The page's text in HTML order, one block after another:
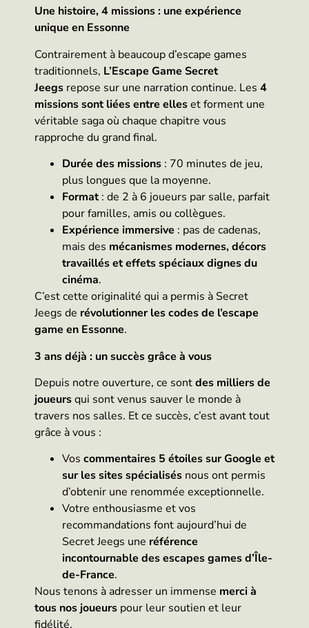
Une histoire, 4 missions : une expérience
unique en Essonne
Contrairement à beaucoup d’escape games
traditionnels, L’Escape Game Secret
Jeegs repose sur une narration continue. Les 4
missions sont liées entre elleset forment une
véritable saga où chaque chapitre vous
rapproche du grand final.
Durée des missions : 70 minutes de jeu,
plus longues que la moyenne.
Format: de 2 à 6 joueurs par salle, parfait
pour familles, amis ou collègues.
Expérience immersive : pas de cadenas,
mais des mécanismes modernes, décors
travaillés et effets spéciaux dignes du
cinéma.
C’est cette originalité qui a permis à Secret
Jeegs de révolutionner les codes de l’escape
game en Essonne.
3 ans déjà : un succès grâce à vous
Depuis notre ouverture, ce sontdes milliers de
joueursqui sont venus sauver le monde à
travers nos salles. Et ce succès, c’est avant tout
grâce à vous :
Vos commentaires 5 étoiles sur Google et
sur les sites spécialisés nous ont permis
d’obtenir une renommée exceptionnelle.
Votre enthousiasme et vos
recommandations font aujourd’hui de
Secret Jeegs une référence
incontournable des escapes games d’Île-
de-France.
Nous tenons à adresser un immense merci à
tous nos joueurs pour leur soutien et leur
fidélité.